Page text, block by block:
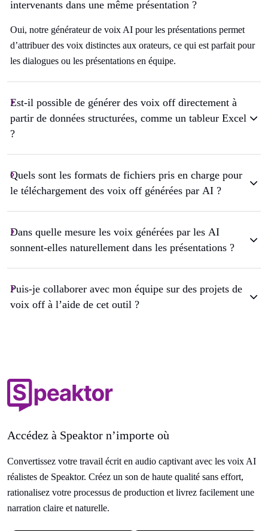
intervenants dans une même présentation ?
Oui, notre générateur de voix AI pour les présentations permet
d’attribuer des voix distinctes aux orateurs, ce qui est parfait pour
les dialogues ou les présentations en équipe.
Est-il possible de générer des voix off directement à
partir de données structurées, comme un tableur Excel
?
Quels sont les formats de fichiers pris en charge pour
le téléchargement des voix off générées par AI ?
Dans quelle mesure les voix générées par les AI
sonnent-elles naturellement dans les présentations ?
Puis-je collaborer avec mon équipe sur des projets de
voix off à l’aide de cet outil ?
Accédez à Speaktor n’importe où
Convertissez votre travail écrit en audio captivant avec les voix AI
réalistes de Speaktor. Créez un son de haute qualité sans effort,
rationalisez votre processus de production et livrez facilement une
narration claire et naturelle.